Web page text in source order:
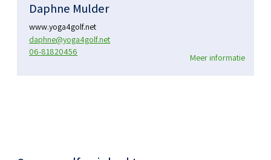
Daphne Mulder
www.yoga4golf.net
daphne@yoga4golf.net
06-81820456
Meer informatie